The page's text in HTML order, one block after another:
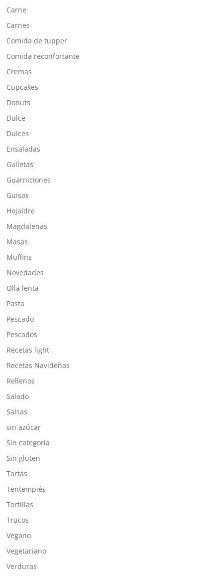
Carne
Carnes
Comida de tupper
Comida reconfortante
Cremas
Cupcakes
Donuts
Dulce
Dulces
Ensaladas
Galletas
Guarniciones
Guisos
Hojaldre
Magdalenas
Masas
Muffins
Novedades
Olla lenta
Pasta
Pescado
Pescados
Recetas light
Recetas Navideñas
Rellenos
Salado
Salsas
sin azúcar
Sin categoría
Sin gluten
Tartas
Tentempiés
Tortillas
Trucos
Vegano
Vegetariano
Verduras